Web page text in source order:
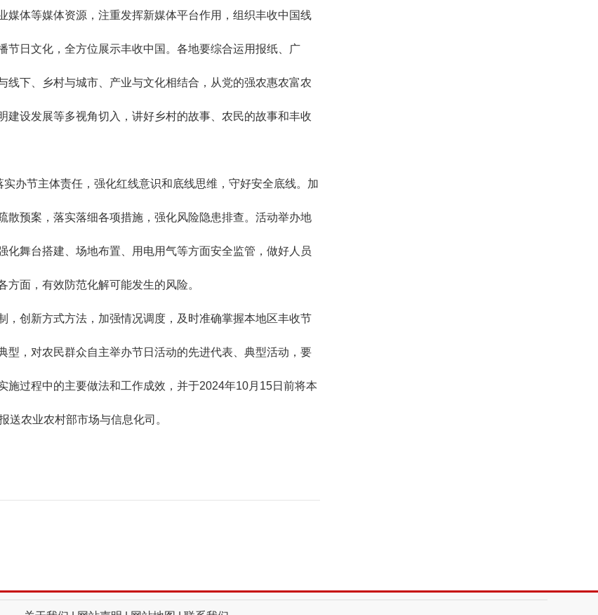
媒体等媒体资源，注重发挥新媒体平台作用，组织丰收中国线
节日文化，全方位展示丰收中国。各地要综合运用报纸、广
下、乡村与城市、产业与文化相结合，从党的强农惠农富农
设发展等多视角切入，讲好乡村的故事、农民的故事和丰收
实办节主体责任，强化红线意识和底线思维，守好安全底线。加
预案，落实落细各项措施，强化风险隐患排查。活动举办地
舞台搭建、场地布置、用电用气等方面安全监管，做好人员
面，有效防范化解可能发生的风险。
，创新方式方法，加强情况调度，及时准确掌握本地区丰收节
，对农民群众自主举办节日活动的先进代表、典型活动，要
过程中的主要做法和工作成效，并于2024年10月15日前将本
农业农村部市场与信息化司。